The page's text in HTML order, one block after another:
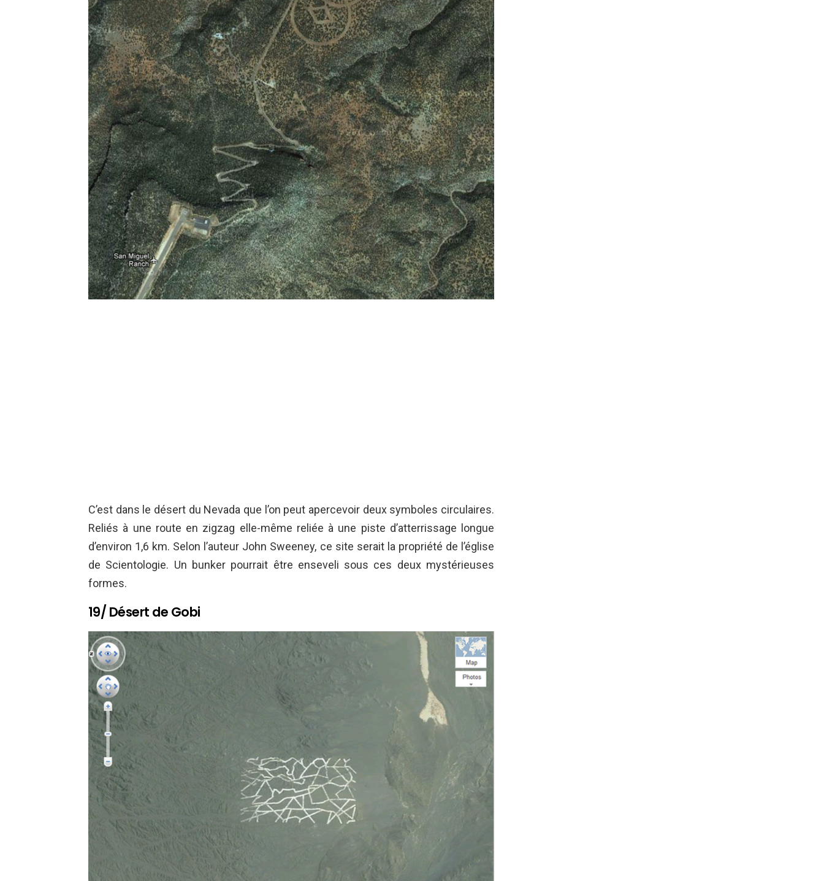
C’est dans le désert du Nevada que l’on peut apercevoir deux symboles circulaires.
Reliés à une route en zigzag elle-même reliée à une piste d’atterrissage longue
d’environ 1,6 km. Selon l’auteur John Sweeney, ce site serait la propriété de l’église
de Scientologie. Un bunker pourrait être enseveli sous ces deux mystérieuses
formes.
19/ Désert de Gobi